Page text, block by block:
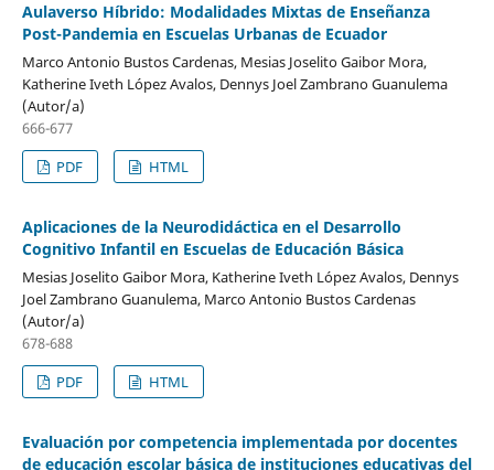
Aulaverso Híbrido: Modalidades Mixtas de Enseñanza
Post-Pandemia en Escuelas Urbanas de Ecuador
Marco Antonio Bustos Cardenas, Mesias Joselito Gaibor Mora,
Katherine Iveth López Avalos, Dennys Joel Zambrano Guanulema
(Autor/a)
666-677
PDF
HTML
Aplicaciones de la Neurodidáctica en el Desarrollo
Cognitivo Infantil en Escuelas de Educación Básica
Mesias Joselito Gaibor Mora, Katherine Iveth López Avalos, Dennys
Joel Zambrano Guanulema, Marco Antonio Bustos Cardenas
(Autor/a)
678-688
PDF
HTML
Evaluación por competencia implementada por docentes
de educación escolar básica de instituciones educativas del